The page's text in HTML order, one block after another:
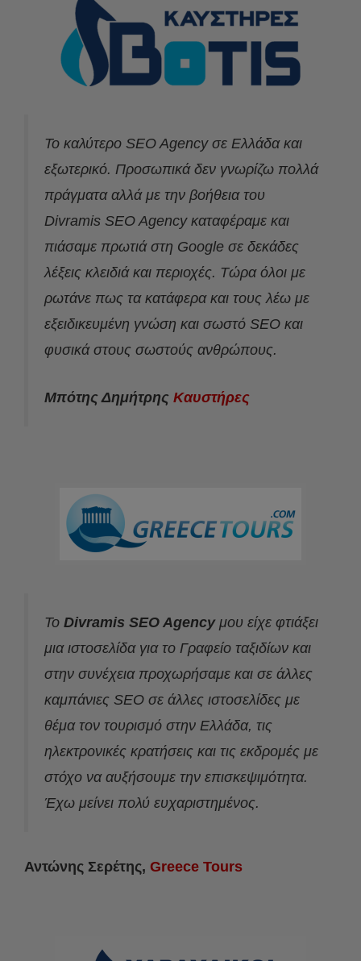
Το καλύτερο SEO Agency σε Ελλάδα και
εξωτερικό. Προσωπικά δεν γνωρίζω πολλά
πράγματα αλλά με την βοήθεια του
Divramis SEO Agency καταφέραμε και
πιάσαμε πρωτιά στη Google σε δεκάδες
λέξεις κλειδιά και περιοχές. Τώρα όλοι με
ρωτάνε πως τα κατάφερα και τους λέω με
εξειδικευμένη γνώση και σωστό SEO και
φυσικά στους σωστούς ανθρώπους.
Μπότης Δημήτρης Καυστήρες
Το Divramis SEO Agency μου είχε φτιάξει
μια ιστοσελίδα για το Γραφείο ταξιδίων και
στην συνέχεια προχωρήσαμε και σε άλλες
καμπάνιες SEO σε άλλες ιστοσελίδες με
θέμα τον τουρισμό στην Ελλάδα, τις
ηλεκτρονικές κρατήσεις και τις εκδρομές με
στόχο να αυξήσουμε την επισκεψιμότητα.
Έχω μείνει πολύ ευχαριστημένος.
Αντώνης Σερέτης, Greece Tours